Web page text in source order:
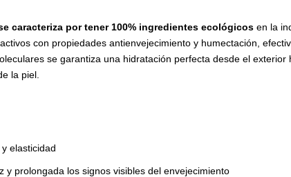
caracteriza por tener 100% ingredientes ecológicos en la
con propiedades antienvejecimiento y humectación,
se garantiza una hidratación perfecta desde el
la piel.
elasticidad
y prolongada los signos visibles del envejecimiento